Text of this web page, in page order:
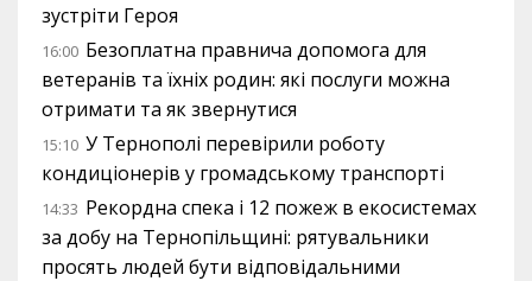
зустріти Героя
16:00 Безоплатна правнича допомога для
ветеранів та їхніх родин: які послуги можна
отримати та як звернутися
15:10 У Тернополі перевірили роботу
кондиціонерів у громадському транспорті
14:33 Рекордна спека і 12 пожеж в екосистемах
за добу на Тернопільщині: рятувальники
просять людей бути відповідальними